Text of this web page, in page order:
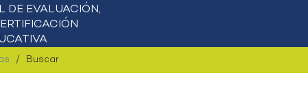
Buscar